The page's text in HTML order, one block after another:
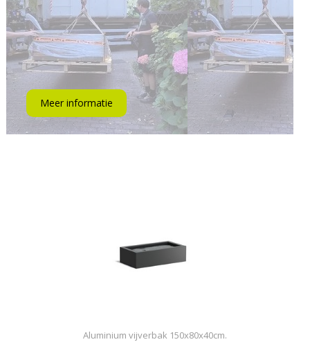
Meer informatie
Aluminium vijverbak 150x80x40cm.